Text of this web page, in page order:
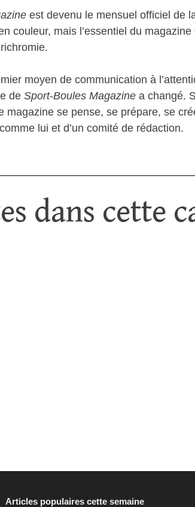
est devenu le mensuel officiel de
couleur, mais l’essentiel du
moyen de communication à
de Sport-Boules Magazine a changé.
se pense, se prépare, se
lui et d’un comité de rédaction.
dans cette
Articles populaires cette semaine